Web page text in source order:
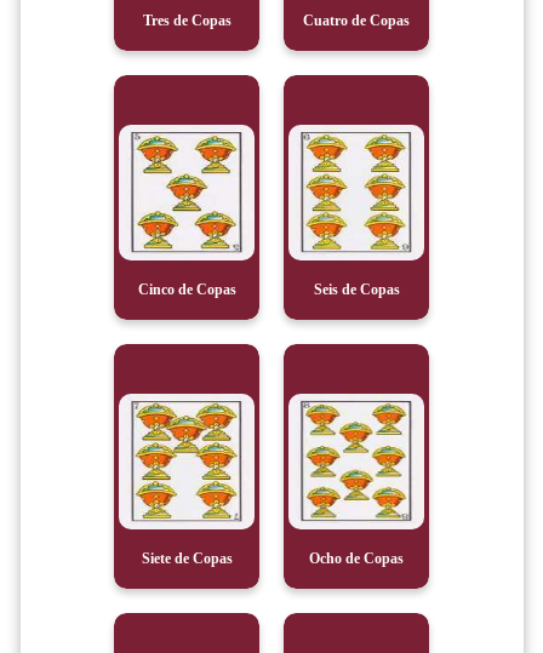
Tres de Copas Cuatro de Copas
Cinco de Copas Seis de Copas
Siete de Copas Ocho de Copas